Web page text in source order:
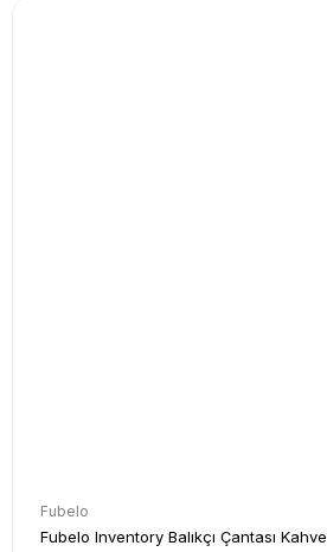
Fubelo
Fubelo Inventory Balıkçı Çantası Kahve